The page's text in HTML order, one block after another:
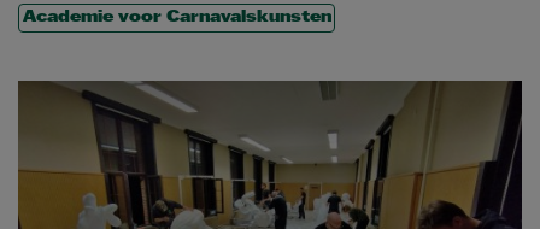
Academie voor Carnavalskunsten